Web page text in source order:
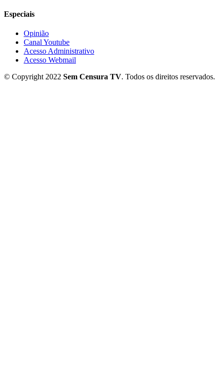
Especiais
Opinião
Canal Youtube
Acesso Administrativo
Acesso Webmail
© Copyright 2022 Sem Censura TV. Todos os direitos reservados.